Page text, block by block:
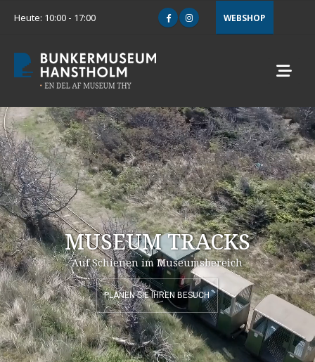
Heute: 10:00 - 17:00 WEBSHOP
MUSEUM TRACKS
PLANEN SIE IHREN BESUCH
Auf Schienen im Museumsbereich